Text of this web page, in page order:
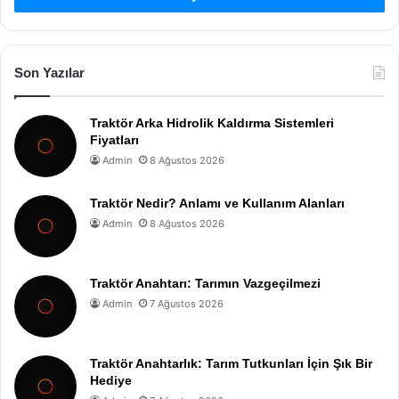
Son Yazılar
Traktör Arka Hidrolik Kaldırma Sistemleri
Fiyatları
Admin 8 Ağustos 2026
Traktör Nedir? Anlamı ve Kullanım Alanları
Admin 8 Ağustos 2026
Traktör Anahtarı: Tarımın Vazgeçilmezi
Admin 7 Ağustos 2026
Traktör Anahtarlık: Tarım Tutkunları İçin Şık Bir
Hediye